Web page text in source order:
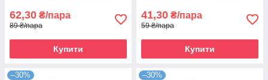
62,30 ₴/пара
89 ₴/пара
Купити
41,30 ₴/пара
59 ₴/пара
Купити
–30% –30%